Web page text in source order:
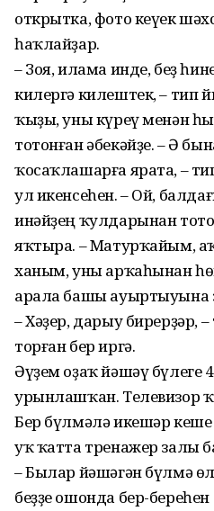
открытка, фото кеүек
һаҡлайҙар.
– Зоя, илама инде, беҙ
килергә килештек, – тип
ҡыҙы, уны күреү менән
тотонған әбекәйҙе. – Ә
ҡосаҡлашарға ярата, –
ул икенсеһен. – Ой,
инәйҙең ҡулдарынан
яҡтыра. – Матурҡайым,
ханым, уны арҡаһынан
арала башы ауыртыуына
– Хәҙер, дарыу бирерҙәр,
торған бер иргә.
Әүҙем оҙаҡ йәшәү бүлеге
урынлашҡан. Телевизор
Бер бүлмәлә икешәр
уҡ ҡатта тренажер залы
– Былар йәшәгән бүлмә
беҙҙе ошонда бер-